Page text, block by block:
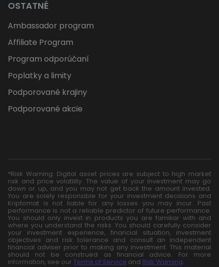
OSTATNÉ
Ambassador program
Affiliate Program
Program odporúčaní
Poplatky a limity
Podporované krajiny
Podporované akcie
*Risk Warning: Digital asset prices are subject to high market
risk and price volatility. The value of your investment may go
down or up, and you may not get back the amount invested.
You are solely responsible for your investment decisions and
Kriptomat is not liable for any losses you may incur. Past
performance is not a reliable predictor of future performance.
You should only invest in products you are familiar with and
where you understand the risks. You should carefully consider
your investment experience, financial situation, investment
objectives and risk tolerance and consult an independent
financial adviser prior to making any investment. This material
should not be construed as financial advice. For more
information, see our Terms of Service and Risk Warning.